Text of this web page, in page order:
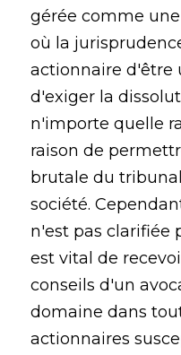
gérée comme
où la
actionnaire d'être
d'exiger la
n'importe quelle
raison de
brutale du
société.
n'est pas clarifiée
est vital de
conseils d'un
domaine dans
actionnaires